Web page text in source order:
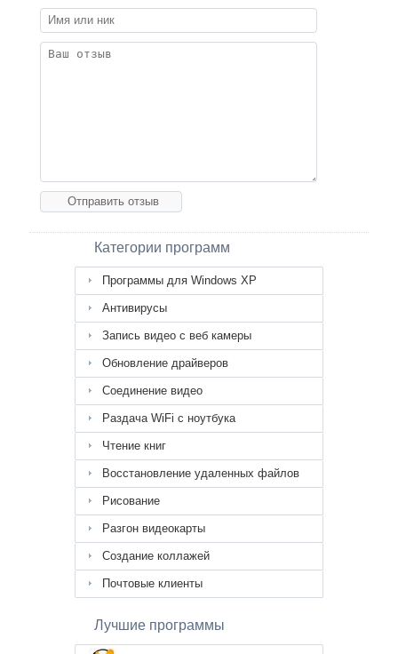
Категории программ
Программы для Windows XP
Антивирусы
Запись видео с веб камеры
Обновление драйверов
Соединение видео
Раздача WiFi с ноутбука
Чтение книг
Восстановление удаленных файлов
Рисование
Разгон видеокарты
Создание коллажей
Почтовые клиенты
Лучшие программы